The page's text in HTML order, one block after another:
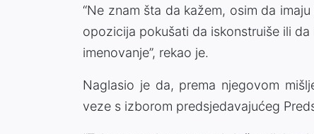
“Ne znam šta da kažem, osim da
opozicija pokušati da iskonstruiše ili
imenovanje”, rekao je.
Naglasio je da, prema njegovom
veze s izborom predsjedavajućeg